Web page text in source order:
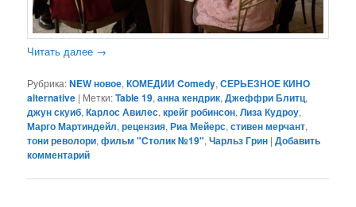
Читать далее →
Рубрика:NEW новое,КОМЕДИИ Comedy,СЕРЬЕЗНОЕ КИНО
alternative | Метки:Table 19,анна кендрик,Джеффри Блитц,
джун скуиб,Карлос Авилес,крейг робинсон,Лиза Кудроу,
Марго Мартиндейл,рецензия,Риа Мейерс,стивен мерчант,
тони револори,фильм "Столик №19",Чарльз Грин |Добавить
комментарий